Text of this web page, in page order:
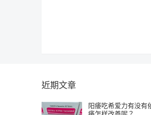
近期文章
阳痿吃希爱力有没有